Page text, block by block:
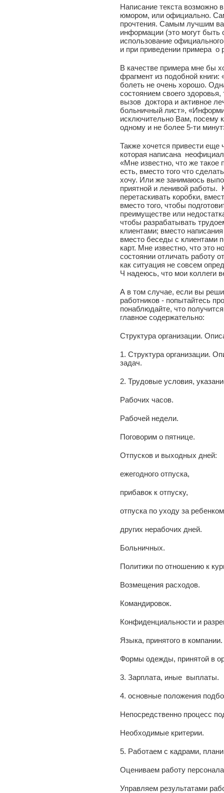
Написание текста возможно
юмором, или официально.
прочтения. Самым лучшим
информации (это могут быть
использование
и при приведении примера о
В качестве примера мне бы
фрагмент из подобной
болеть не очень хорошо.
состоянием своего
вызов доктора и активное
больничный лист»,
исключительно Вам, посему
одному и не более 5-ти
Также хочется привести еще
которая написана
«Мне известно, что же такое
есть, вместо того что
хочу. Или же занимаюсь
приятной и ленивой работы.
перетаскивать коробки,
вместо того, чтобы
преимуществе или
чтобы разрабатывать
клиентами; вместо
вместо беседы с клиентами
карт. Мне известно, что это
состоянии отличать работу
как ситуация не совсем
Ч надеюсь, что мои коллеги
А в том случае, если вы
работников - попытайтесь
понаблюдайте, что
главное содержательно:
Структура организации.
1. Структура организации.
задач.
2. Трудовые условия,
Рабочих часов.
Рабочей недели.
Поговорим о пятнице.
Отпусков и выходных дней:
ежегодного отпуска,
прибавок к отпуску,
отпуска по уходу за
других нерабочих дней.
Больничных.
Политики по отношению к
Возмещения расходов.
Командировок.
Конфиденциальности и
Языка, принятого в компании.
Формы одежды, принятой в
3. Зарплата, иные выплаты.
4. основные положения
Непосредственно процесс
Необходимые критерии.
5. Работаем с кадрами,
Оцениваем работу
Управляем результатами